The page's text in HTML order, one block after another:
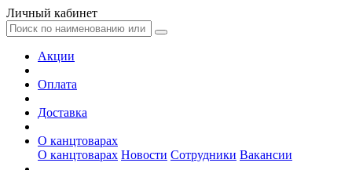
Личный кабинет
Акции
Оплата
Доставка
О канцтоварах
О канцтоварах Новости Сотрудники Вакансии